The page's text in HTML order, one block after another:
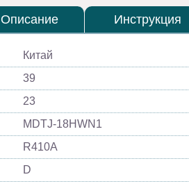
Описание Инструкция
Китай
39
23
MDTJ-18HWN1
R410A
D